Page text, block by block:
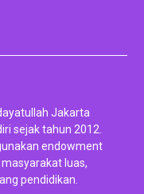
Jakarta
sejak tahun 2012.
endowment
luas,
pendidikan.